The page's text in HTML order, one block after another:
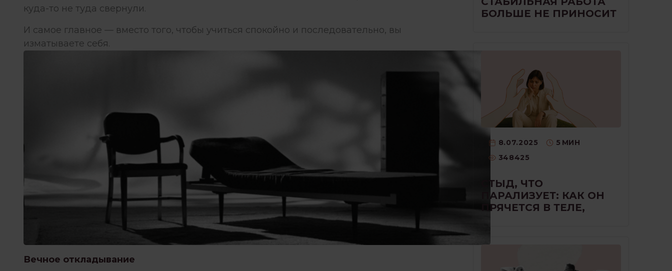
куда-то не туда свернули.
И самое главное — вместо того, чтобы учиться спокойно и последовательно, вы
изматываете себя.
Вечное откладывание
БОЛЬШЕ НЕ ПРИНОСИТ
8.07.2025 5 МИН
348425
СТЫД, ЧТО
ПАРАЛИЗУЕТ: КАК ОН
ПРЯЧЕТСЯ В ТЕЛЕ,